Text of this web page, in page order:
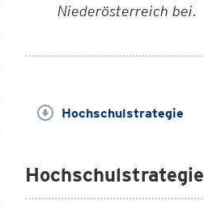
Niederösterreich bei.
Hochschulstrategie
Hochschulstrategie